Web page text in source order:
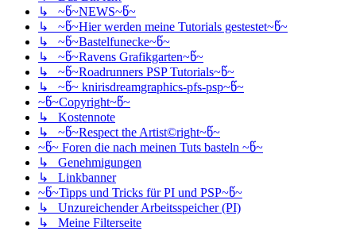
↳ ~წ~NEWS~წ~
↳ ~წ~Hier werden meine Tutorials gestestet~წ~
↳ ~წ~Bastelfunecke~წ~
↳ ~წ~Ravens Grafikgarten~წ~
↳ ~წ~Roadrunners PSP Tutorials~წ~
↳ ~წ~ knirisdreamgraphics-pfs-psp~წ~
~წ~Copyright~წ~
↳ Kostennote
↳ ~წ~Respect the Artist©right~წ~
~წ~ Foren die nach meinen Tuts basteln ~წ~
↳ Genehmigungen
↳ Linkbanner
~წ~Tipps und Tricks für PI und PSP~წ~
↳ Unzureichender Arbeitsspeicher (PI)
↳ Meine Filterseite